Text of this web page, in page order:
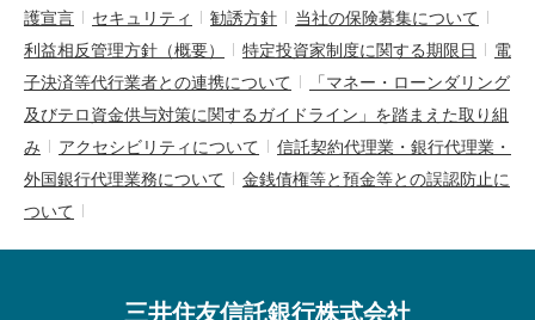
護宣言
セキュリティ 勧誘方針
当社の保険募集について
利益相反管理方針（概要）
特定投資家制度に関する期限日
電
子決済等代行業者との連携について
「マネー・ローンダリング
及びテロ資金供与対策に関するガイドライン」を踏まえた取り組
み
アクセシビリティについて
信託契約代理業・銀行代理業・
外国銀行代理業務について
金銭債権等と預金等との誤認防止に
ついて
三井住友信託銀行株式会社